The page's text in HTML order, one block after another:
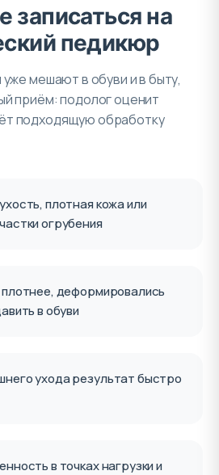
записаться на
педикюр
уже мешают в обуви и в быту,
приём: подолог оценит
подходящую обработку
плотная кожа или
огрубения
деформировались
в обуви
ухода результат быстро
в точках нагрузки и